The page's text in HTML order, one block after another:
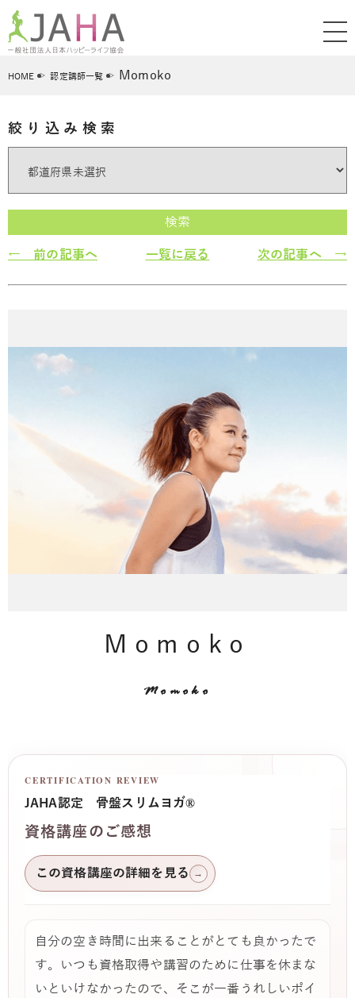
HOME 認定講師一覧 Momoko
絞り込み検索
検索
← 前の記事へ 一覧に戻る 次の記事へ →
Momoko
Momoko
CERTIFICATION REVIEW
JAHA認定 骨盤スリムヨガ®
資格講座のご感想
この資格講座の詳細を見る →
自分の空き時間に出来ることがとても良かったで
す。いつも資格取得や講習のために仕事を休まな
いといけなかったので、そこが一番うれしいポイ